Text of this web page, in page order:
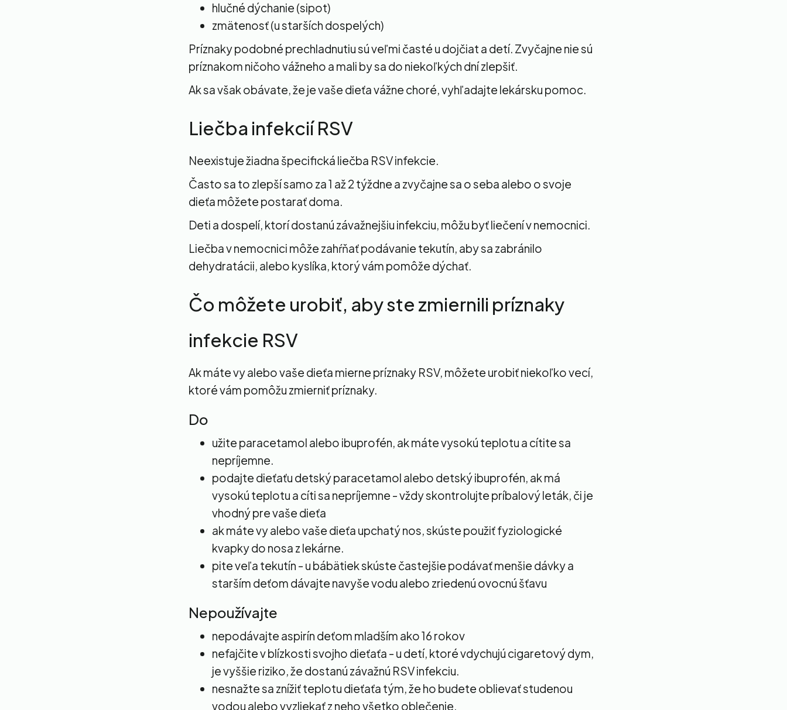
hlučné dýchanie (sipot)
zmätenosť (u starších dospelých)
Príznaky podobné prechladnutiu sú veľmi časté u dojčiat a detí. Zvyčajne nie sú
príznakom ničoho vážneho a mali by sa do niekoľkých dní zlepšiť.
Ak sa však obávate, že je vaše dieťa vážne choré, vyhľadajte lekársku pomoc.
Liečba infekcií RSV
Neexistuje žiadna špecifická liečba RSV infekcie.
Často sa to zlepší samo za 1 až 2 týždne a zvyčajne sa o seba alebo o svoje
dieťa môžete postarať doma.
Deti a dospelí, ktorí dostanú závažnejšiu infekciu, môžu byť liečení v nemocnici.
Liečba v nemocnici môže zahŕňať podávanie tekutín, aby sa zabránilo
dehydratácii, alebo kyslíka, ktorý vám pomôže dýchať.
Čo môžete urobiť, aby ste zmiernili príznaky
infekcie RSV
Ak máte vy alebo vaše dieťa mierne príznaky RSV, môžete urobiť niekoľko vecí,
ktoré vám pomôžu zmierniť príznaky.
Do
užite paracetamol alebo ibuprofén, ak máte vysokú teplotu a cítite sa
nepríjemne.
podajte dieťaťu detský paracetamol alebo detský ibuprofén, ak má
vysokú teplotu a cíti sa nepríjemne - vždy skontrolujte príbalový leták, či je
vhodný pre vaše dieťa
ak máte vy alebo vaše dieťa upchatý nos, skúste použiť fyziologické
kvapky do nosa z lekárne.
pite veľa tekutín - u bábätiek skúste častejšie podávať menšie dávky a
starším deťom dávajte navyše vodu alebo zriedenú ovocnú šťavu
Nepoužívajte
nepodávajte aspirín deťom mladším ako 16 rokov
nefajčite v blízkosti svojho dieťaťa - u detí, ktoré vdychujú cigaretový dym,
je vyššie riziko, že dostanú závažnú RSV infekciu.
nesnažte sa znížiť teplotu dieťaťa tým, že ho budete oblievať studenou
vodou alebo vyzliekať z neho všetko oblečenie.